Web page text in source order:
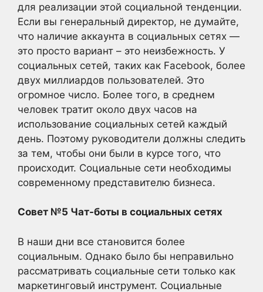
для реализации этой социальной тенденции.
Если вы генеральный директор, не думайте,
что наличие аккаунта в социальных сетях —
это просто вариант – это неизбежность. У
социальных сетей, таких как Facebook, более
двух миллиардов пользователей. Это
огромное число. Более того, в среднем
человек тратит около двух часов на
использование социальных сетей каждый
день. Поэтому руководители должны следить
за тем, чтобы они были в курсе того, что
происходит. Социальные сети необходимы
современному представителю бизнеса.
Совет №5 Чат-боты в социальных сетях
В наши дни все становится более
социальным. Однако было бы неправильно
рассматривать социальные сети только как
маркетинговый инструмент. Социальные